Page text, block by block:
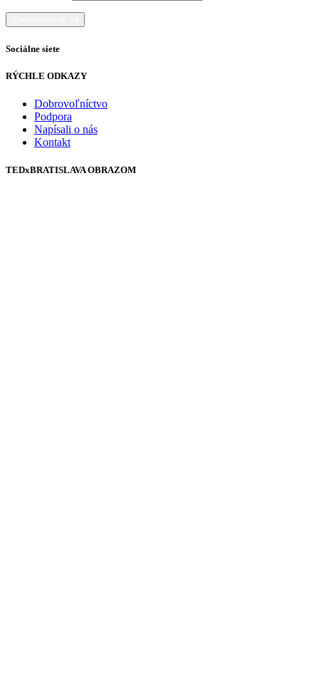
Sociálne siete
RÝCHLE ODKAZY
Dobrovoľníctvo
Podpora
Napísali o nás
Kontakt
TEDxBRATISLAVA OBRAZOM